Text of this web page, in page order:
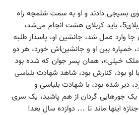
بسیجی دادند و او به سمت شلمچه راه
افتاد، در ادامه عملیات کربلای5، باید کربلای هشت انجام می‌شد،
وارد عمل شد، جانشین او، پاسدار طلبه
بین او و جانشین‌اش خورد، هر دو
ملک خیلی»، همان پسر جوان که شده بود
او بود، کنارش بود، شاهد شهادت بلباسی
دیر شده بود، با شهادت بلباسی و
جورهایی گردان از هم پاشید، یک سری
اینها ماند تا ... دوازده سال بعد!